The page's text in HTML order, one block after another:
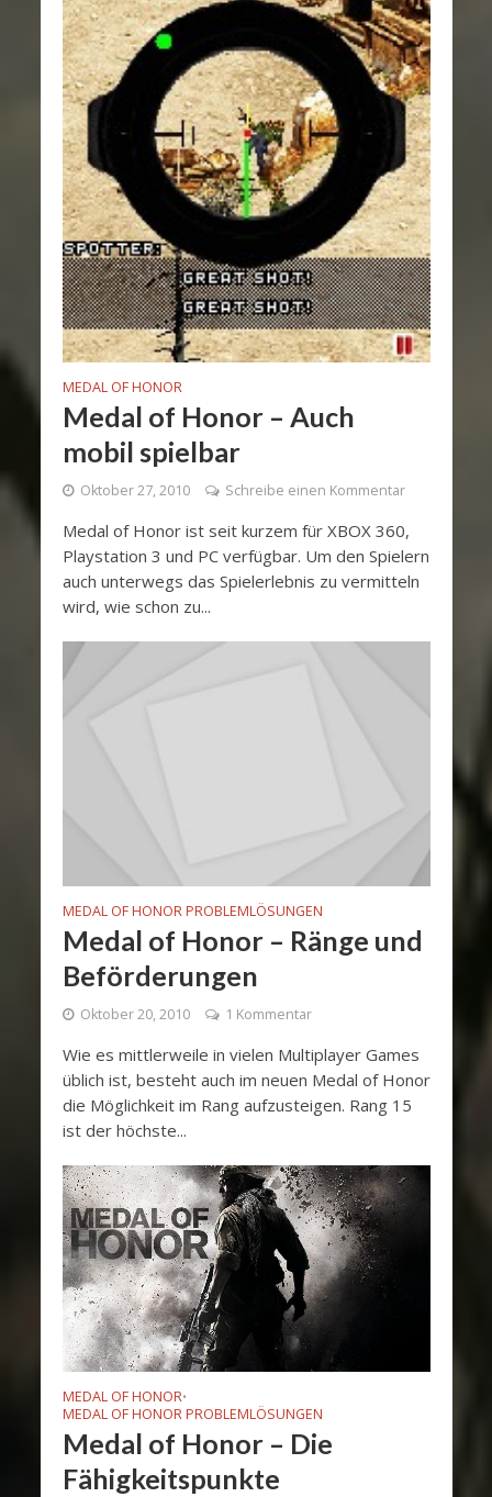
MEDAL OF HONOR
Medal of Honor – Auch
mobil spielbar
Oktober 27, 2010 Schreibe einen Kommentar
Medal of Honor ist seit kurzem für XBOX 360,
Playstation 3 und PC verfügbar. Um den Spielern
auch unterwegs das Spielerlebnis zu vermitteln
wird, wie schon zu...
MEDAL OF HONOR PROBLEMLÖSUNGEN
Medal of Honor – Ränge und
Beförderungen
Oktober 20, 2010 1 Kommentar
Wie es mittlerweile in vielen Multiplayer Games
üblich ist, besteht auch im neuen Medal of Honor
die Möglichkeit im Rang aufzusteigen. Rang 15
ist der höchste...
MEDAL OF HONOR•
MEDAL OF HONOR PROBLEMLÖSUNGEN
Medal of Honor – Die
Fähigkeitspunkte